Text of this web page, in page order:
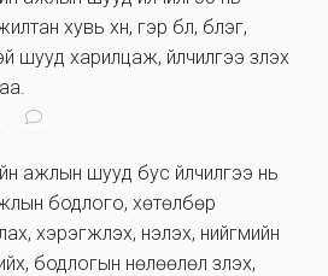
хувь хүн, гэр бүл, бүлэг,
шууд харилцаж, үйлчилгээ үзүүлэх
ажлын шууд бус үйлчилгээ нь
бодлого, хөтөлбөр
хэрэгжүүлэх, үнэлэх, нийгмийн
бодлогын нөлөөлөл үзүүлэх,